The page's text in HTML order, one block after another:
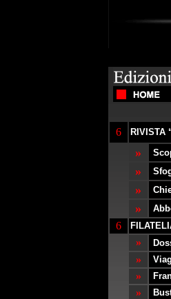
6 RIVISTA
»
»
»
»
6
»
»
»
»